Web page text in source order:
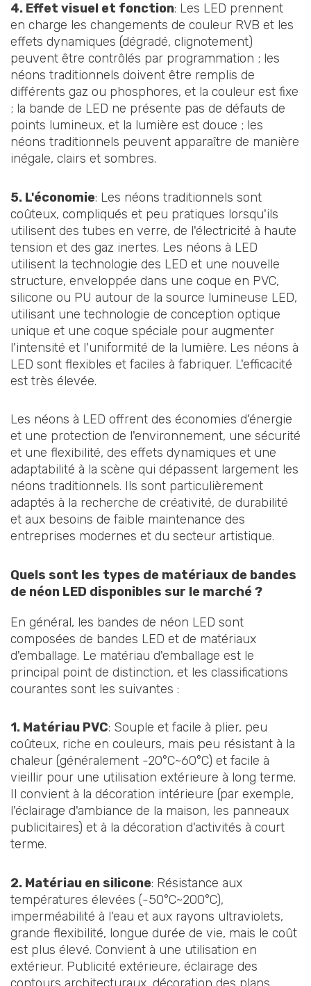
4. Effet visuel et fonction: Les LED prennent
en charge les changements de couleur RVB et les
effets dynamiques (dégradé, clignotement)
peuvent être contrôlés par programmation ; les
néons traditionnels doivent être remplis de
différents gaz ou phosphores, et la couleur est fixe
; la bande de LED ne présente pas de défauts de
points lumineux, et la lumière est douce ; les
néons traditionnels peuvent apparaître de manière
inégale, clairs et sombres.
5. L'économie: Les néons traditionnels sont
coûteux, compliqués et peu pratiques lorsqu'ils
utilisent des tubes en verre, de l'électricité à haute
tension et des gaz inertes. Les néons à LED
utilisent la technologie des LED et une nouvelle
structure, enveloppée dans une coque en PVC,
silicone ou PU autour de la source lumineuse LED,
utilisant une technologie de conception optique
unique et une coque spéciale pour augmenter
l'intensité et l'uniformité de la lumière. Les néons à
LED sont flexibles et faciles à fabriquer. L'efficacité
est très élevée.
Les néons à LED offrent des économies d'énergie
et une protection de l'environnement, une sécurité
et une flexibilité, des effets dynamiques et une
adaptabilité à la scène qui dépassent largement les
néons traditionnels. Ils sont particulièrement
adaptés à la recherche de créativité, de durabilité
et aux besoins de faible maintenance des
entreprises modernes et du secteur artistique.
Quels sont les types de matériaux de bandes
de néon LED disponibles sur le marché ?
En général, les bandes de néon LED sont
composées de bandes LED et de matériaux
d'emballage. Le matériau d'emballage est le
principal point de distinction, et les classifications
courantes sont les suivantes :
1. Matériau PVC: Souple et facile à plier, peu
coûteux, riche en couleurs, mais peu résistant à la
chaleur (généralement -20°C~60°C) et facile à
vieillir pour une utilisation extérieure à long terme.
Il convient à la décoration intérieure (par exemple,
l'éclairage d'ambiance de la maison, les panneaux
publicitaires) et à la décoration d'activités à court
terme.
2. Matériau en silicone: Résistance aux
températures élevées (-50°C~200°C),
imperméabilité à l'eau et aux rayons ultraviolets,
grande flexibilité, longue durée de vie, mais le coût
est plus élevé. Convient à une utilisation en
extérieur. Publicité extérieure, éclairage des